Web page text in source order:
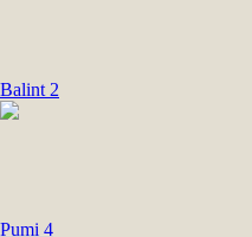
Balint 2
Pumi 4